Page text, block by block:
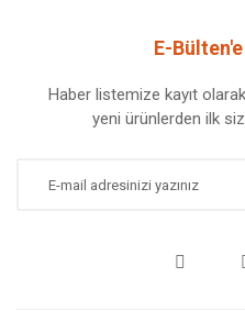
E-
Haber listemize kayıt
yeni ürünlerden ilk